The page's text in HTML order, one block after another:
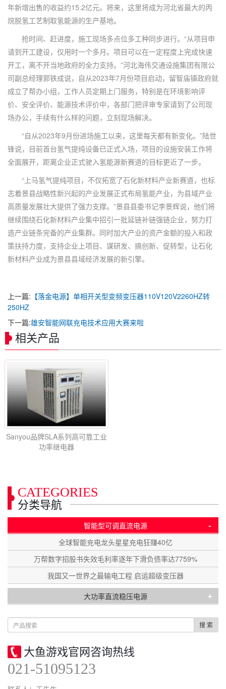
年新增出售的收益约15.2亿元。将来，这里将成为河北省最大的丙
烷脱氢工艺制取氢能源的生产基地。
抢时间、赶进度，施工现场多点位多工种同步进行。“从项目申
请到开工建设，仅用时一个多月。项目可以在一定程度上完成快速
开工，离不开当地政府的全力支持。”河北海伟交通设施集团有限公
司副总经理郭铁成说，自从2023年7月份项目启动，留智庙镇政府就
成立了帮办小组，工作人员定期上门服务，特别是在环境影响评
价、安全评价、能源技术评价中，各部门把评审专家请到了公司现
场办公，手续有什么样的问题，立刻现场解决。
“自从2023年9月份进场施工以来，这里每天都有新变化。”陆世
锋说，目前首台氢气提纯设备已正式入场，项目的设施安装工作将
全面展开，距离企业正式驶入氢能源新赛道的目标更近了一步。
“上马氢气提纯项目，不仅拓宽了石化新材料产业新赛道，也标
志着景县战略性新兴起的产业发展正式布局氢能产业，为县域产业
高质量发展壮大提供了强力支撑。”景县县委书记李景辉说，他们将
继续围绕石化新材料产业集中招引一批延链补链强链企业，努力打
造产业链条完备的产业集群。同时加大产业的资产金额的投入和政
策扶持力度，支持企业上项目、谋研发、搞创新、促转型，让石化
新材料产业成为景县县域经济发展的新引擎。
上一篇: 【落金电源】单相开关型变频变压器110V120V2260HZ转
250HZ
下一篇:雄安智能网联充电技术应用大赛来啦
相关产品
Sanyou品牌SLA系列高可靠工业
功率继电器
CATEGORIES
分类导航
智能型可调直流电源 -
全球智能充电龙头星星充电狂赚40亿
万帮数字招股书失效毛利率逐年下滑负债率达7759%
我国又一世界之最输电工程 启运超级变压器
大功率直流稳压电源 +
搜 索
大鱼游戏官网咨询热线
021-51095123